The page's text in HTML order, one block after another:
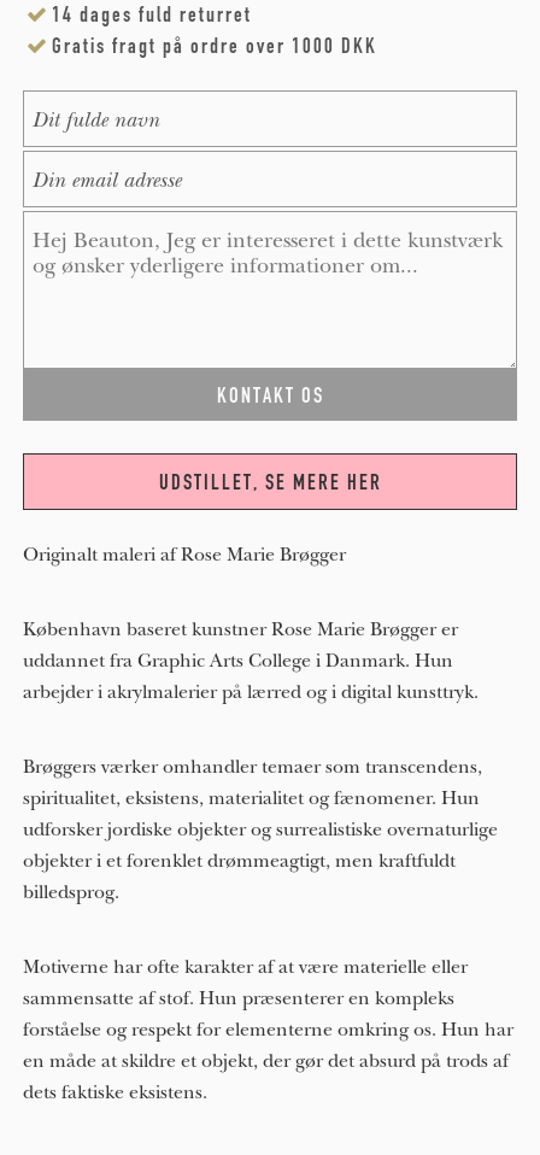
14 dages fuld returret
Gratis fragt på ordre over 1000 DKK
UDSTILLET, SE MERE HER
Originalt maleri af Rose Marie Brøgger
København baseret kunstner Rose Marie Brøgger er
uddannet fra Graphic Arts College i Danmark. Hun
arbejder i akrylmalerier på lærred og i digital kunsttryk.
Brøggers værker omhandler temaer som transcendens,
spiritualitet, eksistens, materialitet og fænomener. Hun
udforsker jordiske objekter og surrealistiske overnaturlige
objekter i et forenklet drømmeagtigt, men kraftfuldt
billedsprog.
Motiverne har ofte karakter af at være materielle eller
sammensatte af stof. Hun præsenterer en kompleks
forståelse og respekt for elementerne omkring os. Hun har
en måde at skildre et objekt, der gør det absurd på trods af
dets faktiske eksistens.